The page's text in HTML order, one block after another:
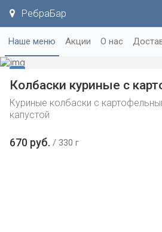
РебраБар
Наше меню Акции О нас
Колбаски куриные с
Куриные колбаски с
капустой
670 руб. 330 г